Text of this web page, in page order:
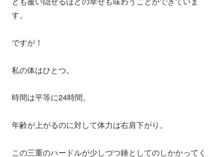
す。
ですが！
私の体はひとつ。
時間は平等に24時間。
年齢が上がるのに対して体力は右肩下がり。
この三重のハードルが少しづつ錘としてのしかかってく